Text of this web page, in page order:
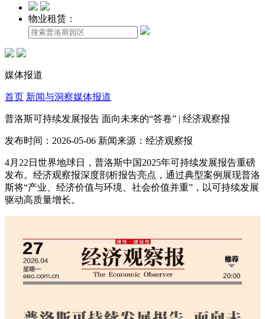
物业租赁：
媒体报道
首页 新闻与洞察媒体报道
普洛斯可持续发展报告 面向未来的“答卷” | 经济观察报
发布时间：2026-05-06 新闻来源：经济观察报
4月22日世界地球日，普洛斯中国2025年可持续发展报告重磅
发布。经济观察报深度剖析报告亮点，通过典型案例展现普洛
斯将“产业、经济价值与环境、社会价值并重”，以可持续发展
驱动高质量增长。